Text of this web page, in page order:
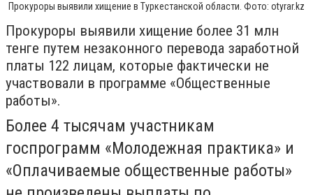
Прокуроры выявили хищение в Туркестанской области. Фото: otyrar.kz
Прокуроры выявили хищение более 31 млн
тенге путем незаконного перевода заработной
платы 122 лицам, которые фактически не
участвовали в программе «Общественные
работы».
Более 4 тысячам участникам
госпрограмм «Молодежная практика» и
«Оплачиваемые общественные работы»